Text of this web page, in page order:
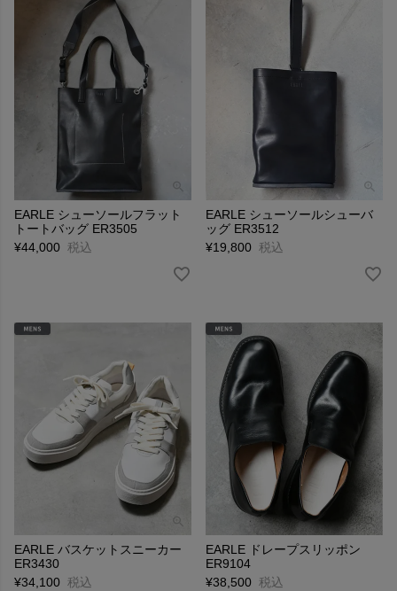
EARLE シューソールフラット
トートバッグ ER3505
¥44,000 税込
EARLE シューソールシューバ
ッグ ER3512
¥19,800 税込
EARLE バスケットスニーカー
ER3430
¥34,100 税込
EARLE ドレープスリッポン
ER9104
¥38,500 税込